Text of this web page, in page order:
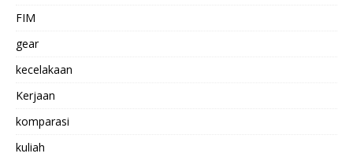
FIM
gear
kecelakaan
Kerjaan
komparasi
kuliah